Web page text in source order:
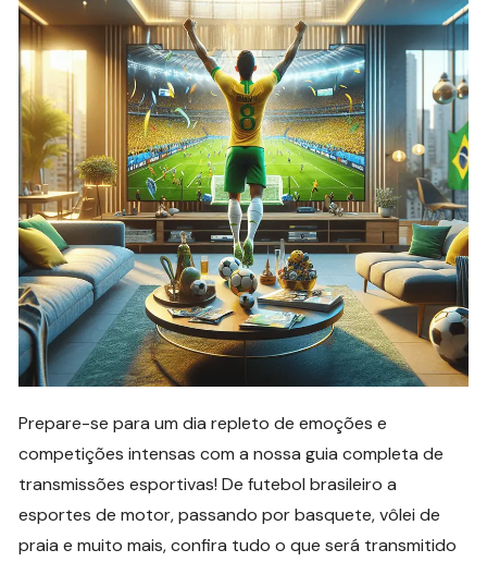
Prepare-se para um dia repleto de emoções e
competições intensas com a nossa guia completa de
transmissões esportivas! De futebol brasileiro a
esportes de motor, passando por basquete, vôlei de
praia e muito mais, confira tudo o que será transmitido